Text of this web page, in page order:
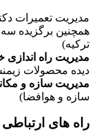
مدیریت تعمیرات
همچنین برگزیده
ترکیه)
مدیریت راه
دیده محصولات
مدیریت سازه و
سازه و هوافضا)
راه های ارتباطی